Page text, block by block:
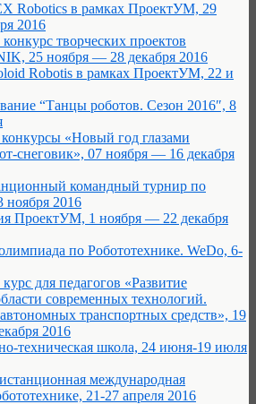
Robotics в рамках ПроектУМ, 29
2016
творческих проектов
25 ноября — 28 декабря 2016
Robotis в рамках ПроектУМ, 22 и
“Танцы роботов. Сезон 2016″, 8
«Новый год глазами
снеговик», 07 ноября — 16 декабря
командный турнир по
ноября 2016
ПроектУМ, 1 ноября — 22 декабря
по Робототехнике. WeDo, 6-
для педагогов «Развитие
современных технологий.
транспортных средств», 19
2016
техническая школа, 24 июня-19 июля
международная
21-27 апреля 2016